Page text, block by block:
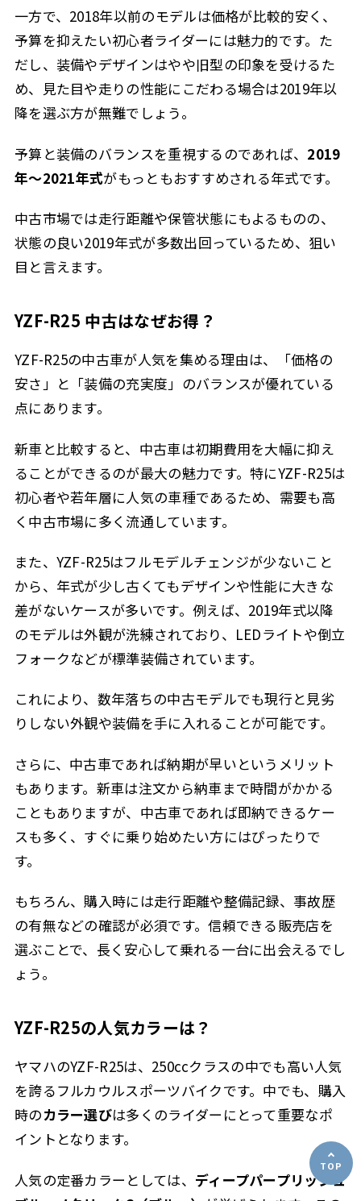
一方で、2018年以前のモデルは価格が比較的安く、
予算を抑えたい初心者ライダーには魅力的です。た
だし、装備やデザインはやや旧型の印象を受けるた
め、見た目や走りの性能にこだわる場合は2019年以
降を選ぶ方が無難でしょう。
予算と装備のバランスを重視するのであれば、 2019
年〜2021年式がもっともおすすめされる年式です。
中古市場では走行距離や保管状態にもよるものの、
状態の良い2019年式が多数出回っているため、狙い
目と言えます。
YZF-R25 中古はなぜお得？
YZF-R25の中古車が人気を集める理由は、「価格の
安さ」と「装備の充実度」のバランスが優れている
点にあります。
新車と比較すると、中古車は初期費用を大幅に抑え
ることができるのが最大の魅力です。特にYZF-R25は
初心者や若年層に人気の車種であるため、需要も高
く中古市場に多く流通しています。
また、YZF-R25はフルモデルチェンジが少ないこと
から、年式が少し古くてもデザインや性能に大きな
差がないケースが多いです。例えば、2019年式以降
のモデルは外観が洗練されており、LEDライトや倒立
フォークなどが標準装備されています。
これにより、数年落ちの中古モデルでも現行と見劣
りしない外観や装備を手に入れることが可能です。
さらに、中古車であれば納期が早いというメリット
もあります。新車は注文から納車まで時間がかかる
こともありますが、中古車であれば即納できるケー
スも多く、すぐに乗り始めたい方にはぴったりで
す。
もちろん、購入時には走行距離や整備記録、事故歴
の有無などの確認が必須です。信頼できる販売店を
選ぶことで、長く安心して乗れる一台に出会えるでし
ょう。
YZF-R25の人気カラーは？
ヤマハのYZF-R25は、250ccクラスの中でも高い人気
を誇るフルカウルスポーツバイクです。中でも、購入
時のカラー選びは多くのライダーにとって重要なポ
イントとなります。
人気の定番カラーとしては、 ディープパープリッシュ